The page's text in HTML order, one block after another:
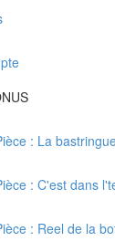
: La
: C'est dans
: Reel de la